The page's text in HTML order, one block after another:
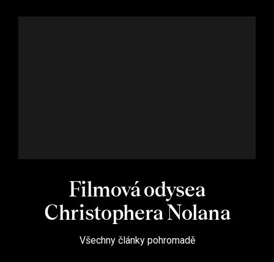
Filmová odysea
Christophera Nolana
Všechny články pohromadě